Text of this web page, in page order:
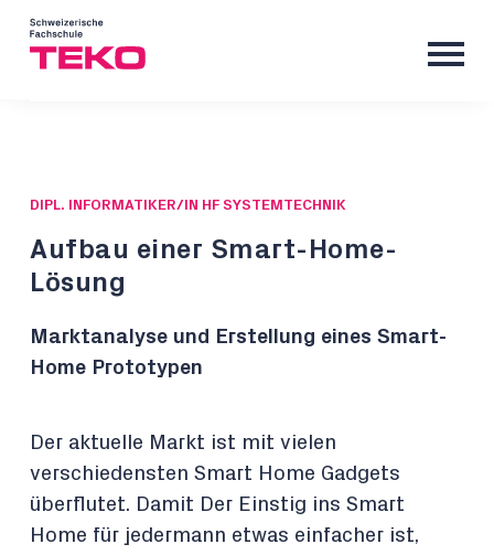
DIPL. INFORMATIKER/IN HF SYSTEMTECHNIK
Aufbau einer Smart-Home-
Lösung
Marktanalyse und Erstellung eines Smart-
Home Prototypen
Der aktuelle Markt ist mit vielen
verschiedensten Smart Home Gadgets
überflutet. Damit Der Einstig ins Smart
Home für jedermann etwas einfacher ist,